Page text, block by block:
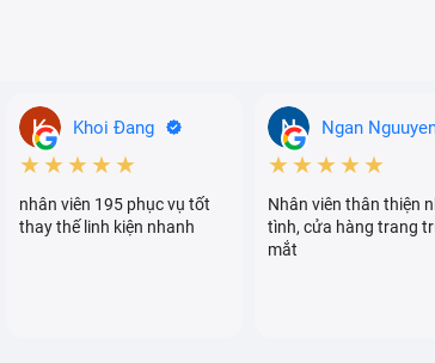
Khoi Đang
★★★★★
nhân viên 195 phục vụ tốt
thay thế linh kiện nhanh
Ngan
★★★★★
Nhân viên thân thiện
tình, cửa hàng trang
mắt